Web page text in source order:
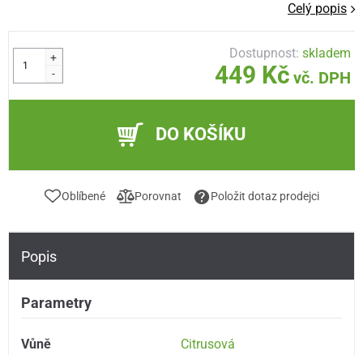
Celý popis
+
-
Dostupnost:skladem
449 Kč vč. DPH
DO KOŠÍKU
Oblíbené Porovnat Položit dotaz prodejci
Popis
Parametry
Vůně
Citrusová